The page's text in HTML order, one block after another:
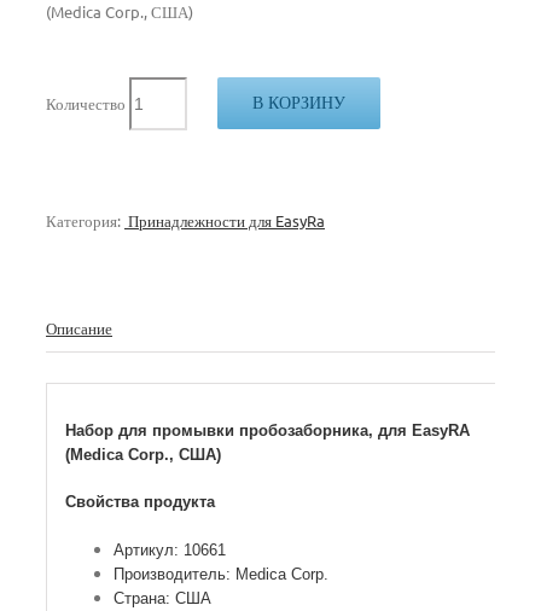
(Medica Corp., США)
Количество В КОРЗИНУ
Категория: Принадлежности для EasyRa
Описание
Набор для промывки пробозаборника, для EasyRA
(Medica Corp., США)
Свойства продукта
Артикул: 10661
Производитель: Medica Corp.
Страна: США